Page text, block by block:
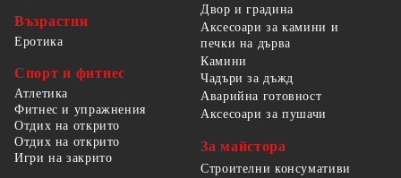
Възрастни
Еротика
Спорт и фитнес
Атлетика
Фитнес и упражнения
Отдих на открито
Отдих на открито
Игри на закрито
Двор и градина
Аксесоари за камини и
печки на дърва
Камини
Чадъри за дъжд
Аварийна готовност
Аксесоари за пушачи
За майстора
Строителни консумативи